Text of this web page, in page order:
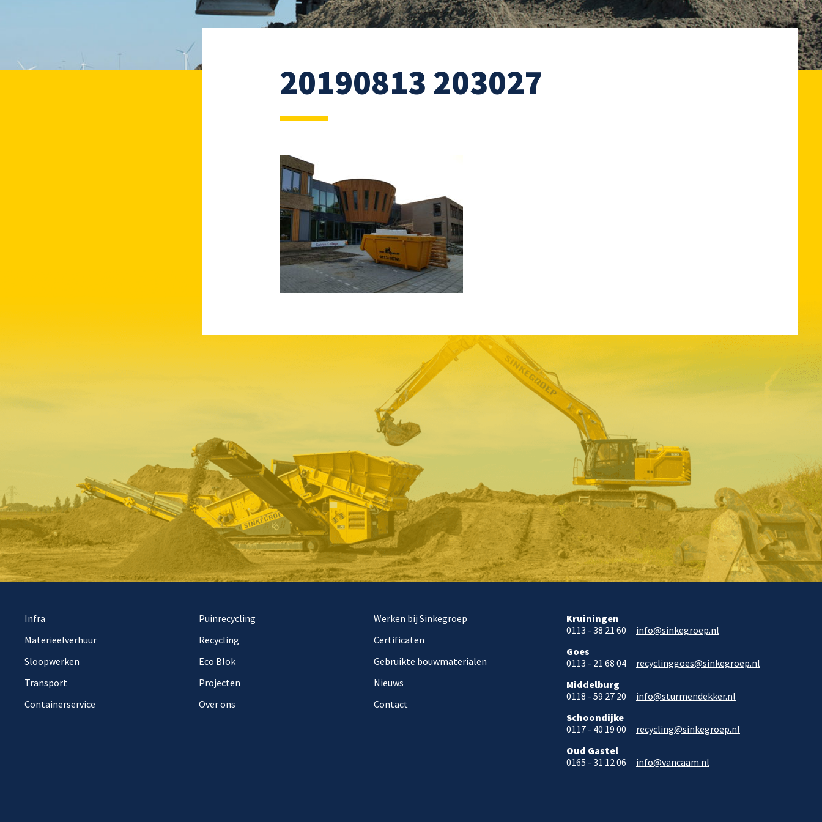
20190813 203027
Infra
Materieelverhuur
Sloopwerken
Transport
Containerservice
Puinrecycling
Recycling
Eco Blok
Projecten
Over ons
Werken bij Sinkegroep
Certificaten
Gebruikte bouwmaterialen
Nieuws
Contact
Kruiningen
0113 - 38 21 60
info@sinkegroep.nl
Goes
0113 - 21 68 04
recyclinggoes@sinkegroep.nl
Middelburg
0118 - 59 27 20
info@sturmendekker.nl
Schoondijke
0117 - 40 19 00
recycling@sinkegroep.nl
Oud Gastel
0165 - 31 12 06
info@vancaam.nl